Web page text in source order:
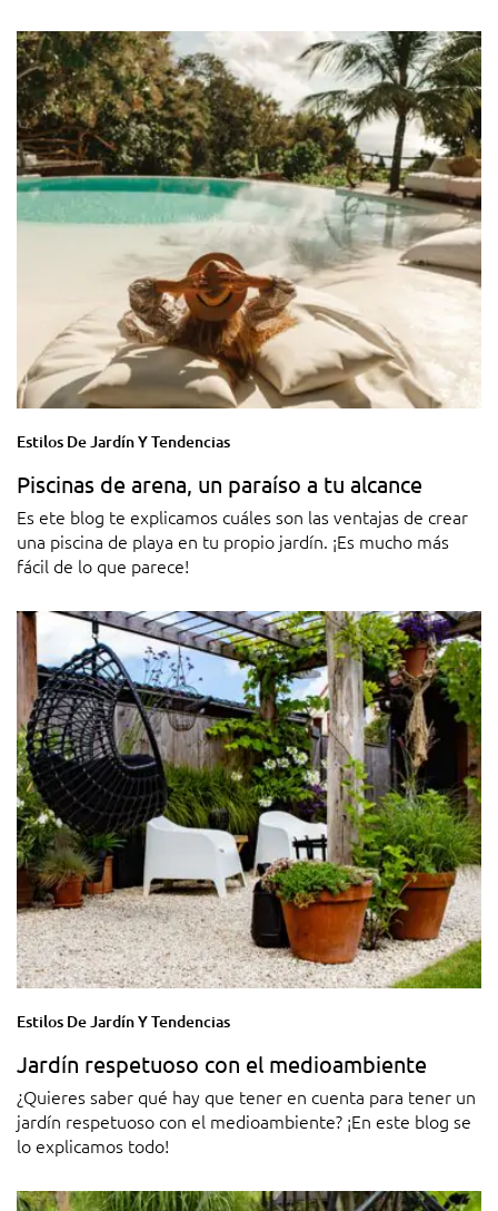
Estilos De Jardín Y Tendencias
Piscinas de arena, un paraíso a tu alcance
Es ete blog te explicamos cuáles son las ventajas de crear
una piscina de playa en tu propio jardín. ¡Es mucho más
fácil de lo que parece!
Estilos De Jardín Y Tendencias
Jardín respetuoso con el medioambiente
¿Quieres saber qué hay que tener en cuenta para tener un
jardín respetuoso con el medioambiente? ¡En este blog se
lo explicamos todo!